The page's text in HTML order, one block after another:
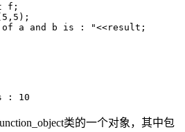
f;
of a and b is : "<<result;
: 10
类的一个对象，其中包